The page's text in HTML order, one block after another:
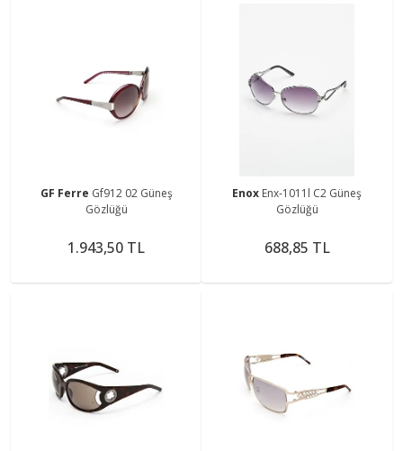
GF Ferre Gf912 02 Güneş
Gözlüğü
1.943,50 TL
Enox Enx-1011l C2 Güneş
Gözlüğü
688,85 TL